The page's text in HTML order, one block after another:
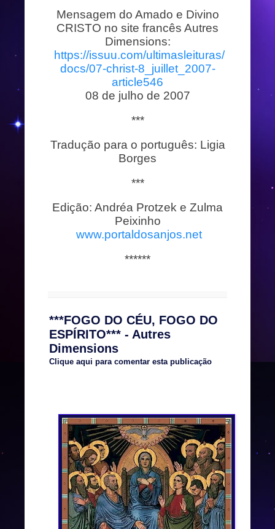
Mensagem do Amado e Divino
CRISTO no site francês Autres
Dimensions:
https://issuu.com/ultimasleituras/
docs/07-christ-8_juillet_2007-
article546
08 de julho de 2007
***
Tradução para o português: Ligia
Borges
***
Edição: Andréa Protzek e Zulma
Peixinho
www.portaldosanjos.net
******
***FOGO DO CÉU, FOGO DO
ESPÍRITO*** - Autres
Dimensions
Clique aqui para comentar esta publicação